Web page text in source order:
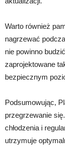
Warto również
nagrzewać
nie powinno
zaprojektowane
bezpiecznym
Podsumowując,
przegrzewanie
chłodzenia i
utrzymuje